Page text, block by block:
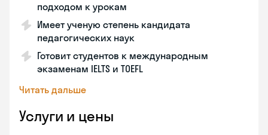
подходом к урокам
Имеет ученую степень кандидата
педагогических наук
Готовит студентов к международным
экзаменам IELTS и TOEFL
Читать дальше
Услуги и цены